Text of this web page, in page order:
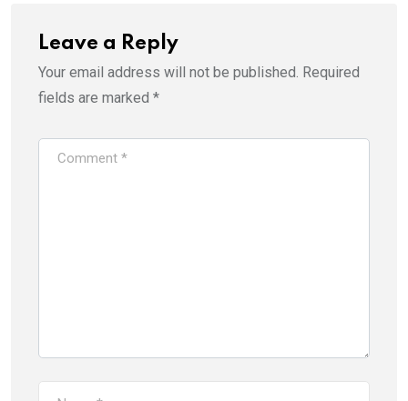
Leave a Reply
Your email address will not be published. Required
fields are marked *